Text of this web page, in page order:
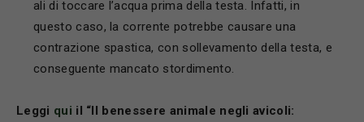
ali di toccare l’acqua prima della testa. Infatti, in
questo caso, la corrente potrebbe causare una
contrazione spastica, con sollevamento della testa, e
conseguente mancato stordimento.
Leggi qui il “Il benessere animale negli avicoli: